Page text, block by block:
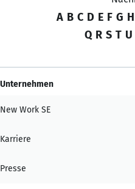
A B C D E F G H
Q R S T U
Unternehmen
New Work SE
Karriere
Presse